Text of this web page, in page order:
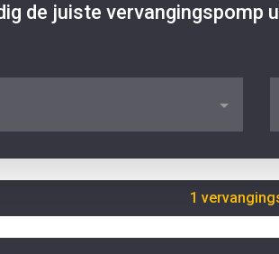
de juiste vervangingspomp
1